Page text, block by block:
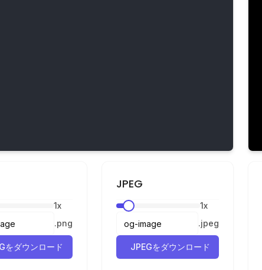
1x
.png
をダウンロード
JPEG
1x
.jpeg
JPEGをダウンロード